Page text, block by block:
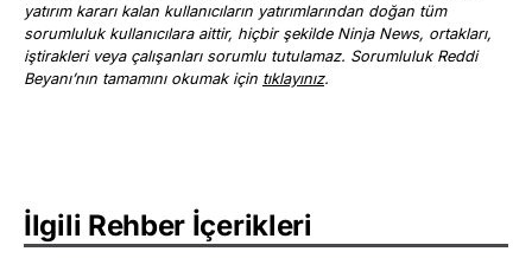
yatırım kararı kalan kullanıcıların yatırımlarından doğan tüm
sorumluluk kullanıcılara aittir, hiçbir şekilde Ninja News, ortakları,
iştirakleri veya çalışanları sorumlu tutulamaz. Sorumluluk Reddi
Beyanı’nın tamamını okumak için tıklayınız.
İlgili Rehber İçerikleri